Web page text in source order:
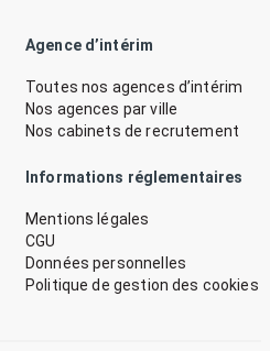
Agence d’intérim
Toutes nos agences d’intérim
Nos agences par ville
Nos cabinets de recrutement
Informations réglementaires
Mentions légales
CGU
Données personnelles
Politique de gestion des cookies